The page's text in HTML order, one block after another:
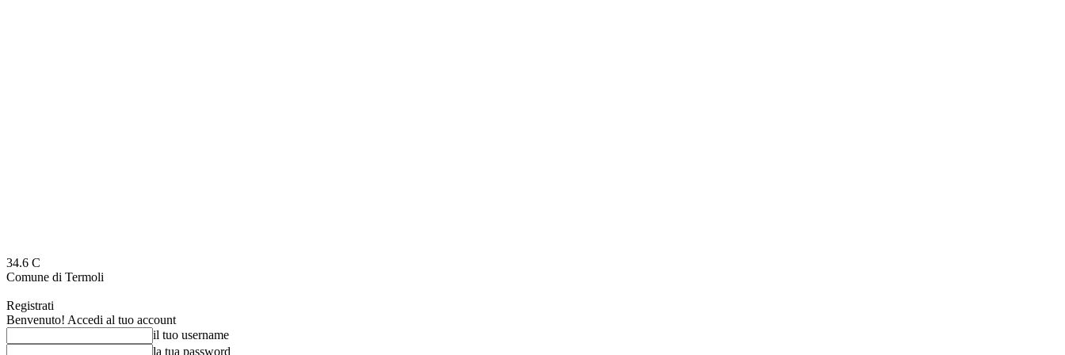
34.6 C
Comune di Termoli
Registrati
Benvenuto! Accedi al tuo account
il tuo username
la tua password